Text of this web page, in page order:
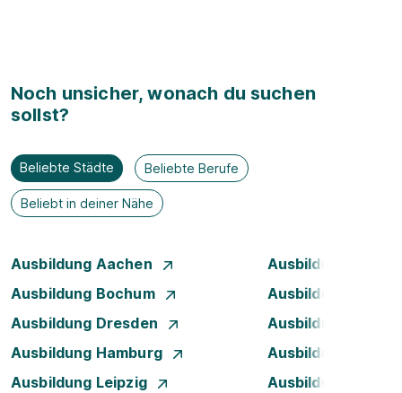
Noch unsicher, wonach du suchen
sollst?
Beliebte Städte Beliebte Berufe
Beliebt in deiner Nähe
Ausbildung Aachen
Ausbildung
Ausbildung Bochum
Ausbildung Bonn
Ausbildung Dresden
Ausbildung
Ausbildung Hamburg
Ausbildung
Ausbildung Leipzig
Ausbildung